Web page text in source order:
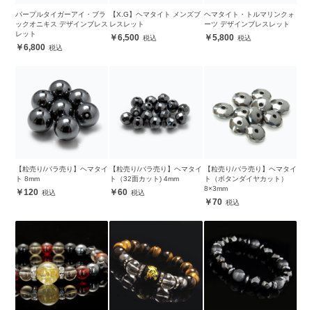
パープルタイガーアイ・ブラ
ックオニキス デザインブレス
レット
6,800
【X.G】ヘマタイト メンズブ
レスレット
6,500
ヘマタイト・トルマリンクォ
ーツ デザインブレスレット
5,800
【粒売り/バラ売り】ヘマタイ
ト 8mm
120
【粒売り/バラ売り】ヘマタイ
ト（32面カット) 4mm
60
【粒売り/バラ売り】ヘマタイ
ト（ボタンダイヤカット）
8×3mm
70